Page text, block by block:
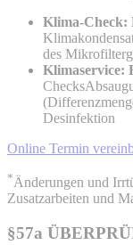
Klima-Check:
des
Klimaservice:
Desinfektion
Online Termin
*Änderungen und
Zusatzarbeiten und
§57a